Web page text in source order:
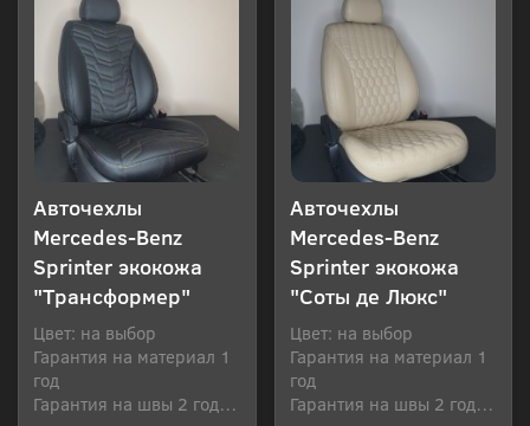
Авточехлы
Mercedes-Benz
Sprinter экокожа
"Трансформер"
Цвет: на выбор
Гарантия на материал 1
год
Гарантия на швы 2 года
Авточехлы
Mercedes-Benz
Sprinter экокожа
"Соты де Люкс"
Цвет: на выбор
Гарантия на материал 1
год
Гарантия на швы 2 года